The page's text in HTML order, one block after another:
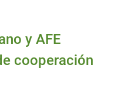
y AFE
cooperación